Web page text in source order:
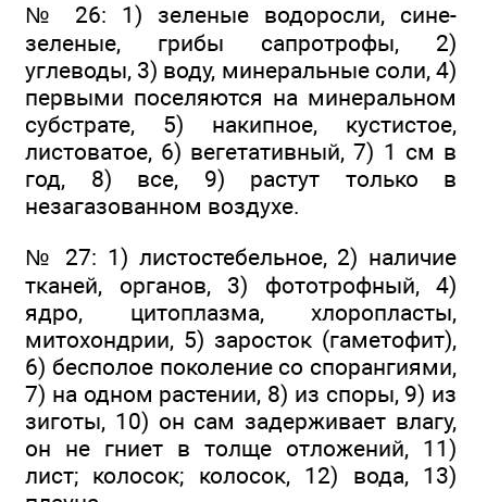
№ 26: 1) зеленые водоросли, сине-
зеленые, грибы сапротрофы, 2)
углеводы, 3) воду, минеральные соли, 4)
первыми поселяются на минеральном
субстрате, 5) накипное, кустистое,
листоватое, 6) вегетативный, 7) 1 см в
год, 8) все, 9) растут только в
незагазованном воздухе.
№ 27: 1) листостебельное, 2) наличие
тканей, органов, 3) фототрофный, 4)
ядро, цитоплазма, хлоропласты,
митохондрии, 5) заросток (гаметофит),
6) бесполое поколение со спорангиями,
7) на одном растении, 8) из споры, 9) из
зиготы, 10) он сам задерживает влагу,
он не гниет в толще отложений, 11)
лист; колосок; колосок, 12) вода, 13)